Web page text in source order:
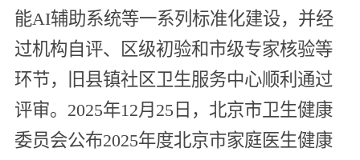
能AI辅助系统等一系列标准化建设，并经
过机构自评、区级初验和市级专家核验等
环节，旧县镇社区卫生服务中心顺利通过
评审。2025年12月25日，北京市卫生健康
委员会公布2025年度北京市家庭医生健康